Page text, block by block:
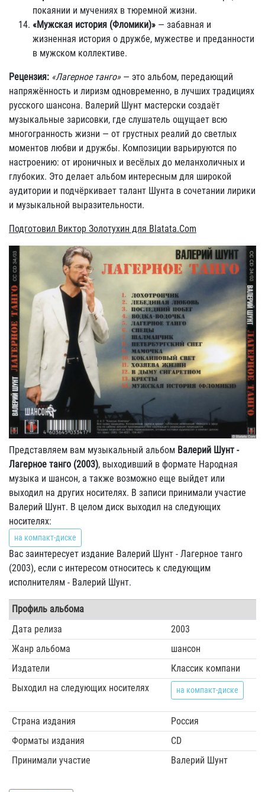
покаянии и мучениях в тюремной жизни.
«Мужская история (Фломики)» — забавная и
жизненная история о дружбе, мужестве и преданности
в мужском коллективе.
Рецензия: «Лагерное танго»— это альбом, передающий
напряжённость и лиризм одновременно, в лучших традициях
русского шансона. Валерий Шунт мастерски создаёт
музыкальные зарисовки, где слушатель ощущает всю
многогранность жизни — от грустных реалий до светлых
моментов любви и дружбы. Композиции варьируются по
настроению: от ироничных и весёлых до меланхоличных и
глубоких. Это делает альбом интересным для широкой
аудитории и подчёркивает талант Шунта в сочетании лирики
и музыкальной выразительности.
Подготовил Виктор Золотухин для Blatata.Com
Представляем вам музыкальный альбом Валерий Шунт -
Лагерное танго (2003), выходивший в формате Народная
музыка и шансон, а также возможно еще выйдет или
выходил на других носителях. В записи принимали участие
Валерий Шунт. В целом диск выходил на следующих
носителях:
на компакт-диске
Вас заинтересует издание Валерий Шунт - Лагерное танго
(2003), если с интересом относитесь к следующим
исполнителям - Валерий Шунт.
Профиль альбома
Дата релиза
2003
Жанр альбома
шансон
Издатели
Классик компани
Выходил на следующих носителях
на компакт-диске
Страна издания
Россия
Форматы издания
CD
Принимали участие
Валерий Шунт